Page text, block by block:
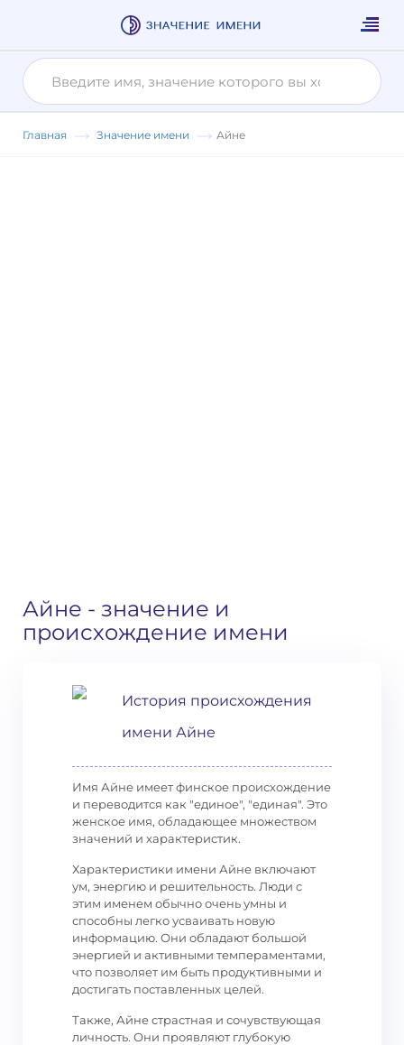
Главная Значение имени Айне
Айне - значение и
происхождение имени
История происхождения
имени Айне
Имя Айне имеет финское происхождение
и переводится как "единое", "единая". Это
женское имя, обладающее множеством
значений и характеристик.
Характеристики имени Айне включают
ум, энергию и решительность. Люди с
этим именем обычно очень умны и
способны легко усваивать новую
информацию. Они обладают большой
энергией и активными темпераментами,
что позволяет им быть продуктивными и
достигать поставленных целей.
Также, Айне страстная и сочувствующая
личность. Они проявляют глубокую